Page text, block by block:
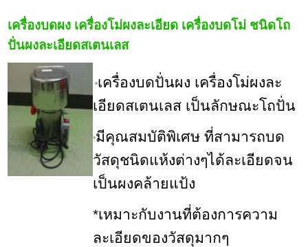
เครื่องบดผง เครื่องโม่ผงละเอียด เครื่องบดโม่ ชนิดโถ
ปั่นผงละเอียดสเตนเลส
*เครื่องบดปั่นผง เครื่องโม่ผงละ
เอียดสเตนเลส เป็นลักษณะโถปั่น
*มีคุณสมบัติพิเศษ ที่สามารถบด
วัสดุชนิดแห้งต่างๆได้ละเอียดจน
เป็นผงคล้ายแป้ง
*เหมาะกับงานที่ต้องการความ
ละเอียดของวัสดุมากๆ